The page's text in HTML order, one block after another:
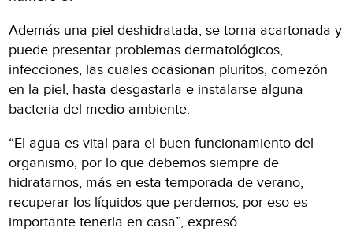
Además una piel deshidratada, se torna acartonada y
puede presentar problemas dermatológicos,
infecciones, las cuales ocasionan pluritos, comezón
en la piel, hasta desgastarla e instalarse alguna
bacteria del medio ambiente.
“El agua es vital para el buen funcionamiento del
organismo, por lo que debemos siempre de
hidratarnos, más en esta temporada de verano,
recuperar los líquidos que perdemos, por eso es
importante tenerla en casa”, expresó.